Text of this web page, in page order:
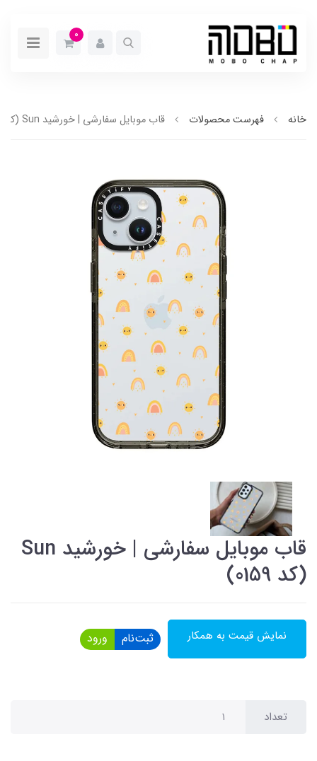
0
خانه فهرست محصولات قاب موبایل سفارشی | خورشید Sun (کد 0159)
قاب موبایل سفارشی | خورشید Sun
(کد 0159)
نمایش قیمت به همکار ثبت‌نام ورود
تعداد